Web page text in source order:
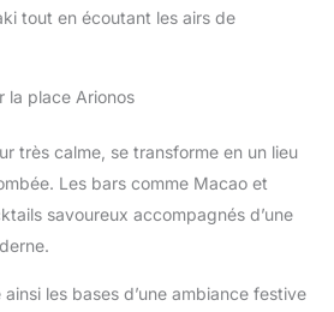
tout en écoutant les airs de
la place Arionos
très calme, se transforme en un lieu
Les bars comme Macao et
savoureux accompagnés d’une
les bases d’une ambiance festive